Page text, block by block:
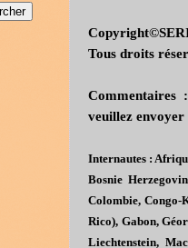
Tous droits
Commentaires
veuillez
Internautes :
Bosnie
Colombie, Congo-
Rico), Gabon,
Liechtenstein,